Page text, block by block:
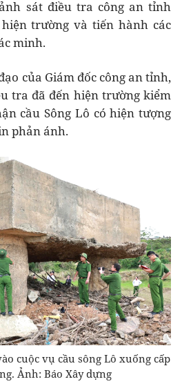
sát điều tra công an tỉnh
trường và tiến hành các
minh.
của Giám đốc công an tỉnh,
tra đã đến hiện trường kiểm
cầu Sông Lô có hiện tượng
phản ánh.
cuộc vụ cầu sông Lô xuống cấp
Ảnh: Báo Xây dựng